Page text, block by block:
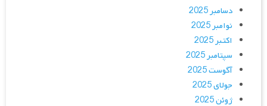
دسامبر 2025
نوامبر 2025
اکتبر 2025
سپتامبر 2025
آگوست 2025
جولای 2025
ژوئن 2025